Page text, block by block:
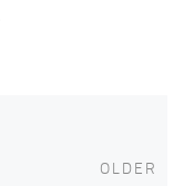
OLDER